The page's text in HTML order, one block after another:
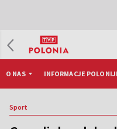
O NAS INFORMACJE
Sport